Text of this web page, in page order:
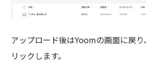
アップロード後はYoomの画面に戻
リックします。